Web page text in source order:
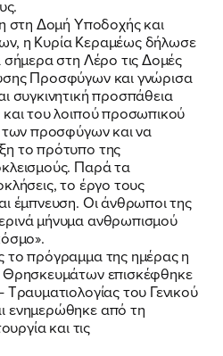
LN VB TIKTOK
στη Δομή Υποδοχής και
η Κυρία Κεραμέως δήλωσε
στη Λέρο τις Δομές
Προσφύγων και γνώρισα
συγκινητική προσπάθεια
του λοιπού προσωπικού
των προσφύγων και να
το πρότυπο της
Παρά τα
το έργο τους
έμπνευση. Οι άνθρωποι της
μήνυμα ανθρωπισμού
το πρόγραμμα της ημέρας η
Θρησκευμάτων επισκέφθηκε
του Γενικού
ενημερώθηκε από τη
και τις